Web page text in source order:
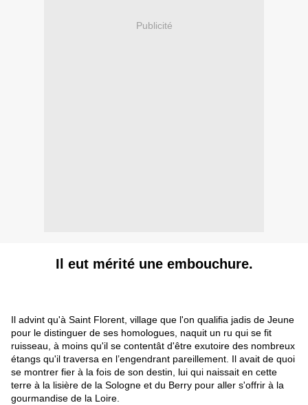
Publicité
Il eut mérité une embouchure.
Il advint qu'à Saint Florent, village que l'on qualifia jadis de Jeune
pour le distinguer de ses homologues, naquit un ru qui se fit
ruisseau, à moins qu'il se contentât d'être exutoire des nombreux
étangs qu'il traversa en l’engendrant pareillement. Il avait de quoi
se montrer fier à la fois de son destin, lui qui naissait en cette
terre à la lisière de la Sologne et du Berry pour aller s'offrir à la
gourmandise de la Loire.